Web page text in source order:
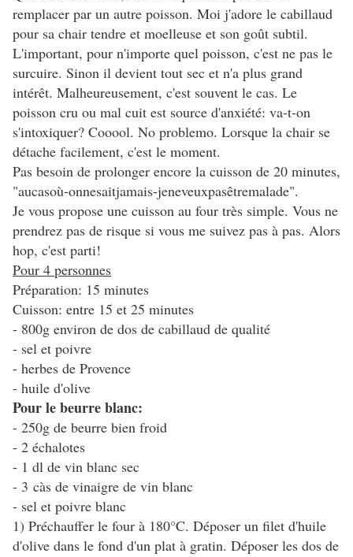
remplacer par un autre poisson. Moi j'adore le cabillaud
pour sa chair tendre et moelleuse et son goût subtil.
L'important, pour n'importe quel poisson, c'est ne pas le
surcuire. Sinon il devient tout sec et n'a plus grand
intérêt. Malheureusement, c'est souvent le cas. Le
poisson cru ou mal cuit est source d'anxiété: va-t-on
s'intoxiquer? Cooool. No problemo. Lorsque la chair se
détache facilement, c'est le moment.
Pas besoin de prolonger encore la cuisson de 20 minutes,
"aucasoù-onnesaitjamais-jeneveuxpasêtremalade".
Je vous propose une cuisson au four très simple. Vous ne
prendrez pas de risque si vous me suivez pas à pas. Alors
hop, c'est parti!
Pour 4 personnes
Préparation: 15 minutes
Cuisson: entre 15 et 25 minutes
- 800g environ de dos de cabillaud de qualité
- sel et poivre
- herbes de Provence
- huile d'olive
Pour le beurre blanc:
- 250g de beurre bien froid
- 2 échalotes
- 1 dl de vin blanc sec
- 3 càs de vinaigre de vin blanc
- sel et poivre blanc
1) Préchauffer le four à 180°C. Déposer un filet d'huile
d'olive dans le fond d'un plat à gratin. Déposer les dos de